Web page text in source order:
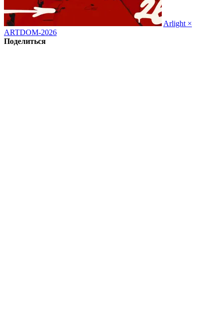
Arlight ×
ARTDOM-2026
Поделиться